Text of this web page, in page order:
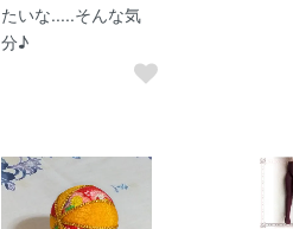
たいな.....そんな気
分♪